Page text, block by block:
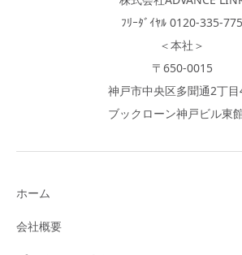
ﾌﾘｰﾀﾞｲﾔﾙ 0120-335-775
＜本社＞
〒650-0015
神戸市中央区多聞通2丁
ブックローン神戸ビル東
ホーム
会社概要